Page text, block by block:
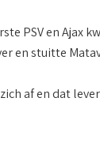
PSV en Ajax
en stuitte
af en dat